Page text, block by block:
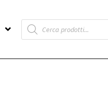
Products
search